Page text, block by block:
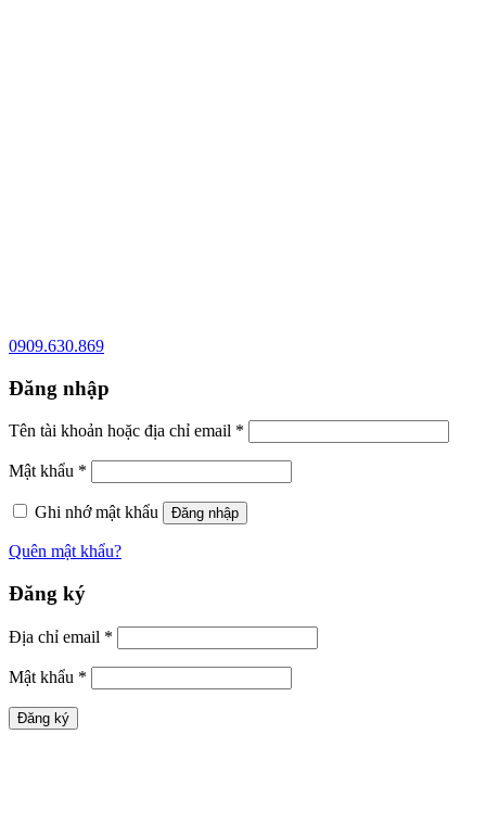
0909.630.869
Đăng nhập
Tên tài khoản hoặc địa chỉ email *
Mật khẩu *
Ghi nhớ mật khẩu Đăng nhập
Quên mật khẩu?
Đăng ký
Địa chỉ email *
Mật khẩu *
Đăng ký